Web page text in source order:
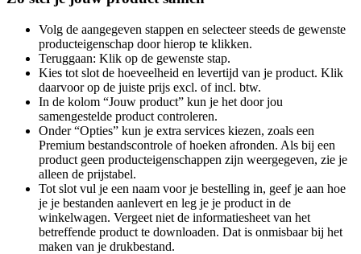
Volg de aangegeven stappen en selecteer steeds de gewenste
producteigenschap door hierop te klikken.
Teruggaan: Klik op de gewenste stap.
Kies tot slot de hoeveelheid en levertijd van je product. Klik
daarvoor op de juiste prijs excl. of incl. btw.
In de kolom “Jouw product” kun je het door jou
samengestelde product controleren.
Onder “Opties” kun je extra services kiezen, zoals een
Premium bestandscontrole of hoeken afronden. Als bij een
product geen producteigenschappen zijn weergegeven, zie je
alleen de prijstabel.
Tot slot vul je een naam voor je bestelling in, geef je aan hoe
je je bestanden aanlevert en leg je je product in de
winkelwagen. Vergeet niet de informatiesheet van het
betreffende product te downloaden. Dat is onmisbaar bij het
maken van je drukbestand.